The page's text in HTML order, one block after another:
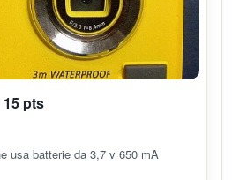
15 pts
usa batterie da 3,7 v 650 mA